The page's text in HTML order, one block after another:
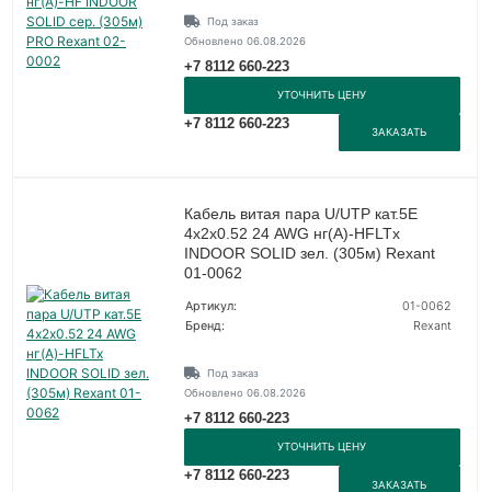
Под заказ
Обновлено 06.08.2026
+7 8112 660-223
УТОЧНИТЬ ЦЕНУ
+7 8112 660-223
ЗАКАЗАТЬ
Кабель витая пара U/UTP кат.5E
4х2х0.52 24 AWG нг(А)-HFLTx
INDOOR SOLID зел. (305м) Rexant
01-0062
Артикул:
01-0062
Бренд:
Rexant
Под заказ
Обновлено 06.08.2026
+7 8112 660-223
УТОЧНИТЬ ЦЕНУ
+7 8112 660-223
ЗАКАЗАТЬ